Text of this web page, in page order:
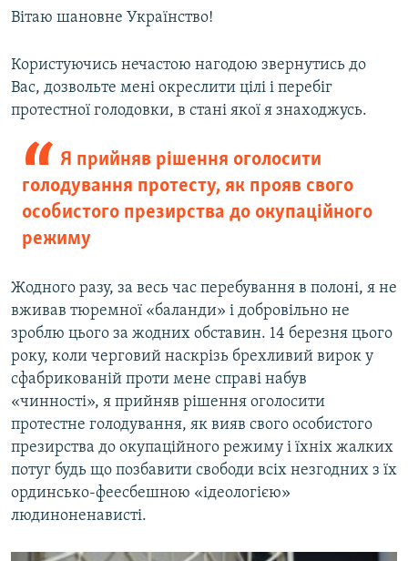
Вітаю шановне Українство!
Користуючись нечастою нагодою звернутись до
Вас, дозвольте мені окреслити цілі і перебіг
протестної голодовки, в стані якої я знаходжусь.
Я прийняв рішення оголосити
голодування протесту, як прояв свого
особистого презирства до окупаційного
режиму
Жодного разу, за весь час перебування в полоні, я не
вживав тюремної «баланди» і добровільно не
зроблю цього за жодних обставин. 14 березня цього
року, коли черговий наскрізь брехливий вирок у
сфабрикованій проти мене справі набув
«чинності», я прийняв рішення оголосити
протестне голодування, як вияв свого особистого
презирства до окупаційного режиму і їхніх жалких
потуг будь що позбавити свободи всіх незгодних з їх
ординсько-феесбешною «ідеологією»
людиноненависті.